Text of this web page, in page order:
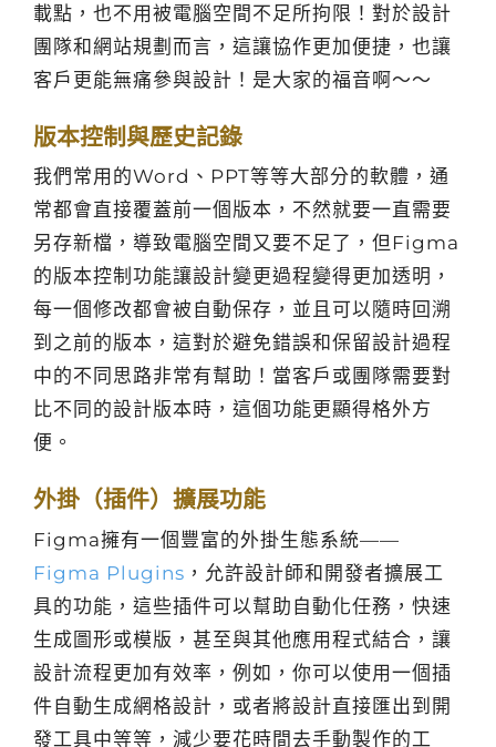
載點，也不用被電腦空間不足所拘限！對於設計
團隊和網站規劃而言，這讓協作更加便捷，也讓
客戶更能無痛參與設計！是大家的福音啊～～
版本控制與歷史記錄
我們常用的Word、PPT等等大部分的軟體，通
常都會直接覆蓋前一個版本，不然就要一直需要
另存新檔，導致電腦空間又要不足了，但Figma
的版本控制功能讓設計變更過程變得更加透明，
每一個修改都會被自動保存，並且可以隨時回溯
到之前的版本，這對於避免錯誤和保留設計過程
中的不同思路非常有幫助！當客戶或團隊需要對
比不同的設計版本時，這個功能更顯得格外方
便。
外掛（插件）擴展功能
Figma擁有一個豐富的外掛生態系統——
Figma Plugins ，允許設計師和開發者擴展工
具的功能，這些插件可以幫助自動化任務，快速
生成圖形或模版，甚至與其他應用程式結合，讓
設計流程更加有效率，例如，你可以使用一個插
件自動生成網格設計，或者將設計直接匯出到開
發工具中等等，減少要花時間去手動製作的工